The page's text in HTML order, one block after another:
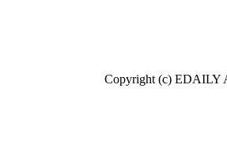
Copyright (c) EDAILY